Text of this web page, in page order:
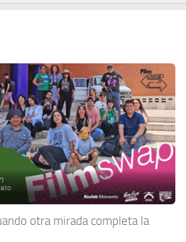
otra mirada completa la